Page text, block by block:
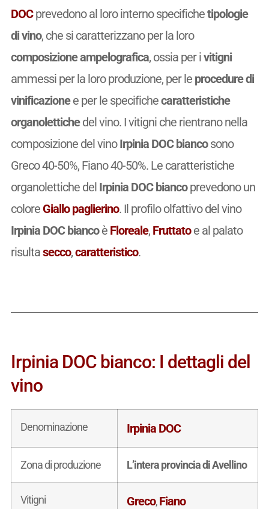
DOCprevedono al loro interno specifichetipologie
di vino, che si caratterizzano per la loro
composizione ampelografica, ossia per ivitigni
ammessi per la loro produzione, per le procedure di
vinificazionee per le specifichecaratteristiche
organolettichedel vino. I vitigni che rientrano nella
composizione del vinoIrpinia DOC biancosono
Greco 40-50%, Fiano 40-50%. Le caratteristiche
organolettiche delIrpinia DOC biancoprevedono un
colore Giallo paglierino. Il profilo olfattivo del vino
Irpinia DOC biancoè Floreale, Fruttatoe al palato
risultasecco,caratteristico.
Irpinia DOC bianco: I dettagli del
vino
Denominazione Irpinia DOC
Zona di produzione L’intera provincia di Avellino
Vitigni Greco,Fiano